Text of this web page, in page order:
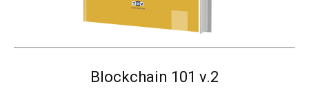
Blockchain 101 v.2